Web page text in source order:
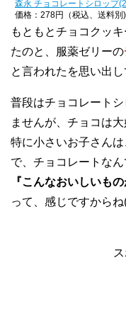
森永 チョコレートシロップ
価格：278円（税込、送料別)
もともとチョコクッ
たのと、服薬ゼリーの
と言われたを思い出
普段はチョコレート
ませんが、チョコは大
特に小さいお子さん
で、チョコレートなん
『こんなおいしいも
って、感じですからね